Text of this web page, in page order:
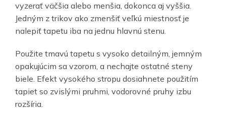
vyzerať väčšia alebo menšia, dokonca aj vyššia.
Jedným z trikov ako zmenšiť veľkú miestnosť je
nalepiť tapetu iba na jednu hlavnú stenu.
Použite tmavú tapetu s vysoko detailným, jemným
opakujúcim sa vzorom, a nechajte ostatné steny
biele. Efekt vysokého stropu dosiahnete použitím
tapiet so zvislými pruhmi, vodorovné pruhy izbu
rozšíria.